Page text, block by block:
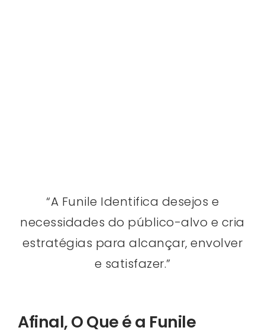
“A Funile Identifica desejos e
necessidades do público-alvo e cria
estratégias para alcançar, envolver
e satisfazer.”
Afinal, O Que é a Funile